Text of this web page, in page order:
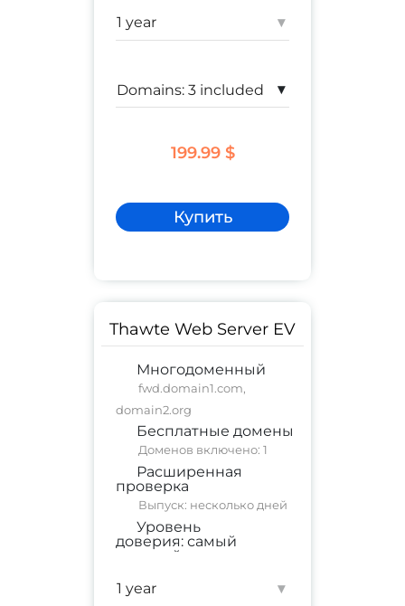
Гарантия: $ 100,000
▾
▾
199.99 $
Купить
Thawte Web Server EV
Многодоменный
fwd.domain1.com,
domain2.org
Бесплатные домены
Доменов включено: 1
Расширенная
проверка
Выпуск: несколько дней
Уровень
доверия: самый
высокий
▾